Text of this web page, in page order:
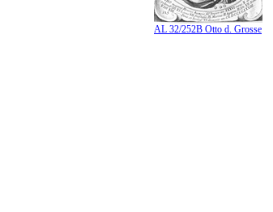
AL 32/252B Otto d. Grosse